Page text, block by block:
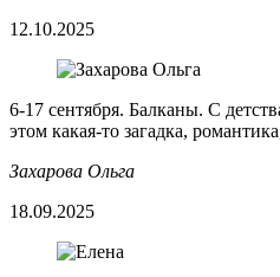
12.10.2025
6-17 сентября. Балканы. С
этом какая-то загадка,
Захарова Ольга
18.09.2025